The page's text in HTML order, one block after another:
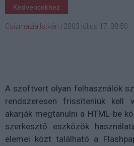
Kedvencekhez
Csizmazia István 2003 július 17. 08:50
A szoftvert olyan felhasználók
rendszeresen frissíteniük kell
akarják megtanulni a HTML-be
szerkesztő eszközök
elemei közt található a